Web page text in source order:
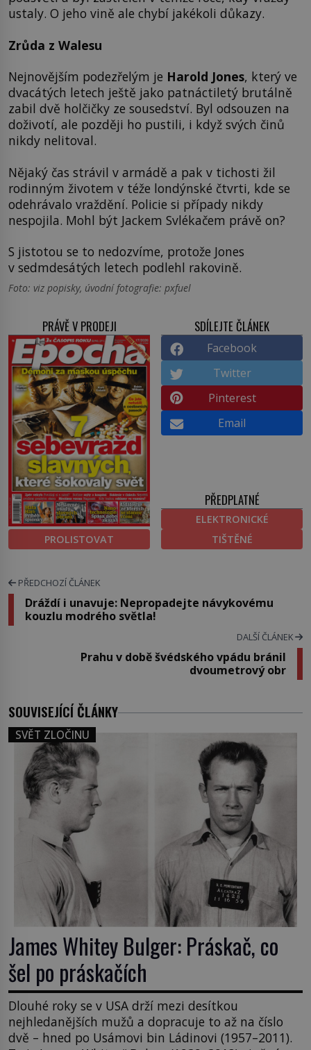
ustaly. O jeho vině ale chybí jakékoli důkazy.
Zrůda z Walesu
Nejnovějším podezřelým je Harold Jones, který ve
dvacátých letech ještě jako patnáctiletý brutálně
zabil dvě holčičky ze sousedství. Byl odsouzen na
doživotí, ale později ho pustili, i když svých činů
nikdy nelitoval.
Nějaký čas strávil v armádě a pak v tichosti žil
rodinným životem v téže londýnské čtvrti, kde se
odehrávalo vraždění. Policie si případy nikdy
nespojila. Mohl být Jackem Svlékačem právě on?
S jistotou se to nedozvíme, protože Jones
v sedmdesátých letech podlehl rakovině.
Foto: viz popisky, úvodní fotografie: pxfuel
PRÁVĚ V PRODEJI
PROLISTOVAT
SDÍLEJTE ČLÁNEK
Facebook
Twitter
Pinterest
Email
PŘEDPLATNÉ
ELEKTRONICKÉ
TIŠTĚNÉ
PŘEDCHOZÍ ČLÁNEK
Dráždí i unavuje: Nepropadejte návykovému
kouzlu modrého světla!
DALŠÍ ČLÁNEK
Prahu v době švédského vpádu bránil
dvoumetrový obr
SOUVISEJÍCÍ ČLÁNKY
SVĚT ZLOČINU
James Whitey Bulger: Práskač, co
šel po práskačích
Dlouhé roky se v USA drží mezi desítkou
nejhledanějších mužů a dopracuje to až na číslo
dvě – hned po Usámovi bin Ládinovi (1957–2011).